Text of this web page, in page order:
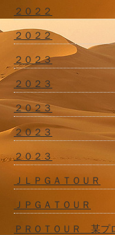
２０２２
２０２２
２０２３
２０２３
２０２３
２０２３
２０２３
ＪＬＰＧＡＴＯＵＲ
ＪＰＧＡＴＯＵＲ
ＰＲＯＴＯＵＲ 某プ